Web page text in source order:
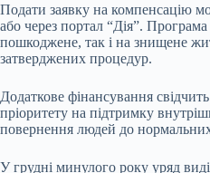
Подати заявку на компенсацію
або через портал “Дія”.
пошкоджене, так і на знищене
затверджених процедур.
Додаткове фінансування
пріоритету на підтримку
повернення людей до
У грудні минулого року уряд